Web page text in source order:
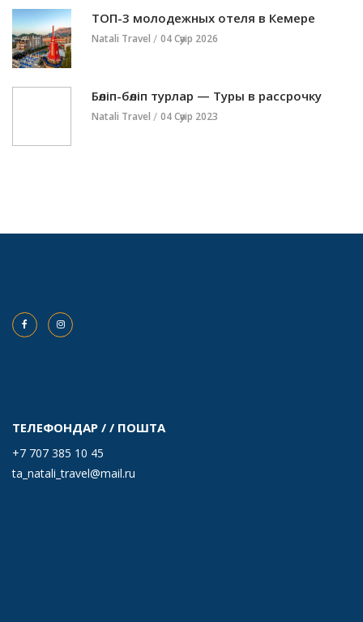
ТОП-3 молодежных отеля в Кемере
Natali Travel 04 Сәуір 2026
Бөліп-бөліп турлар — Туры в рассрочку
Natali Travel 04 Сәуір 2023
ТЕЛЕФОНДАР / / ПОШТА
+7 707 385 10 45
ta_natali_travel@mail.ru